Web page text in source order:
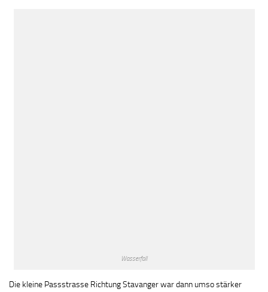
Wasserfall
Die kleine Passstrasse Richtung Stavanger war dann umso stärker